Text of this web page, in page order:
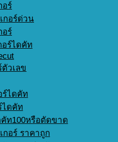
อร์
กอร์ด่วน
อร์
อร์ไดคัท
วเลข
ร์ไดคัท
ไดคัท
คัท100หรือตัดขาด
กอร์ ราคาถูก